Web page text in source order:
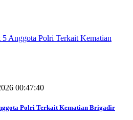
00:47:40
Polri Terkait Kematian Brigadir